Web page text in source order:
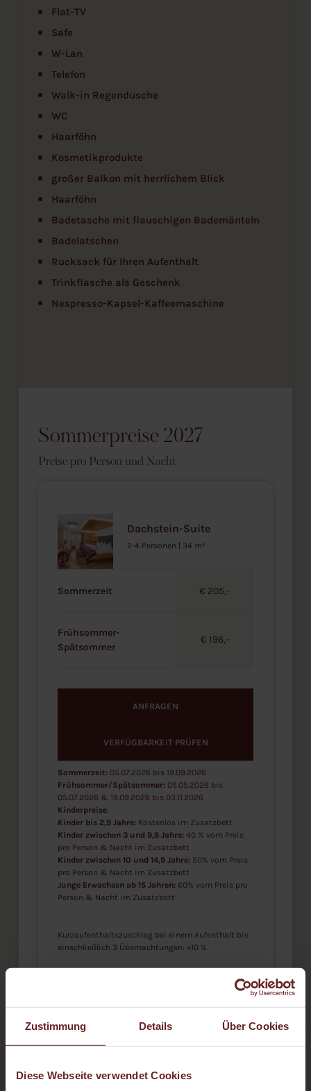
Zustimmung Details Über Cookies
Diese Webseite verwendet Cookies
Flat-TV
Safe
W-Lan
Telefon
Walk-in Regendusche
WC
Haarföhn
Kosmetikprodukte
großer Balkon mit herrlichem Blick
Haarföhn
Badetasche mit flauschigen Bademänteln
Badelatschen
Rucksack für Ihren Aufenthalt
Trinkflasche als Geschenk
Nespresso-Kapsel-Kaffeemaschine
Sommerpreise 2027
Preise pro Person und Nacht
Dachstein-Suite
2-4 Personen | 34 m²
Sommerzeit € 205,-
Frühsommer-
Spätsommer
€ 196,-
ANFRAGEN
VERFÜGBARKEIT PRÜFEN
Sommerzeit: 05.07.2026 bis 19.09.2026
Frühsommer/Spätsommer: 05.05.2026 bis
05.07.2026 & 19.09.2026 bis 03.11.2026
Kinderpreise:
Kinder bis 2,9 Jahre: Kostenlos im Zusatzbett
Kinder zwischen 3 und 9,9 Jahre: 40 % vom Preis
pro Person & Nacht im Zusatzbett
Kinder zwischen 10 und 14,9 Jahre: 50% vom Preis
pro Person & Nacht im Zusatzbett
Junge Erwachsen ab 15 Jahren: 60% vom Preis pro
Person & Nacht im Zusatzbett
Kurzaufenthaltszuschlag bei einem Aufenthalt bis
einschließlich 3 Übernachtungen: +10 %
fallen 18 € an